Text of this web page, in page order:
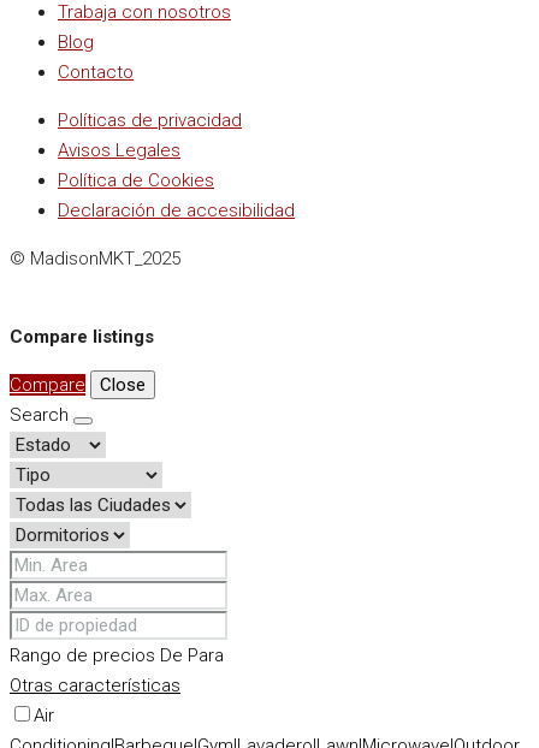
Trabaja con nosotros
Blog
Contacto
Políticas de privacidad
Avisos Legales
Política de Cookies
Declaración de accesibilidad
© MadisonMKT_2025
Compare listings
Compare
Close
Search
Rango de precios De Para
Otras características
Air